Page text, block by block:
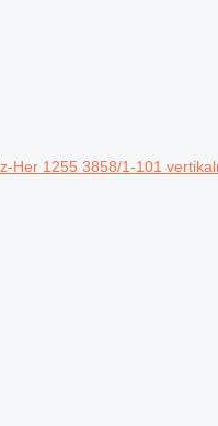
Her 1255 3858/1-101